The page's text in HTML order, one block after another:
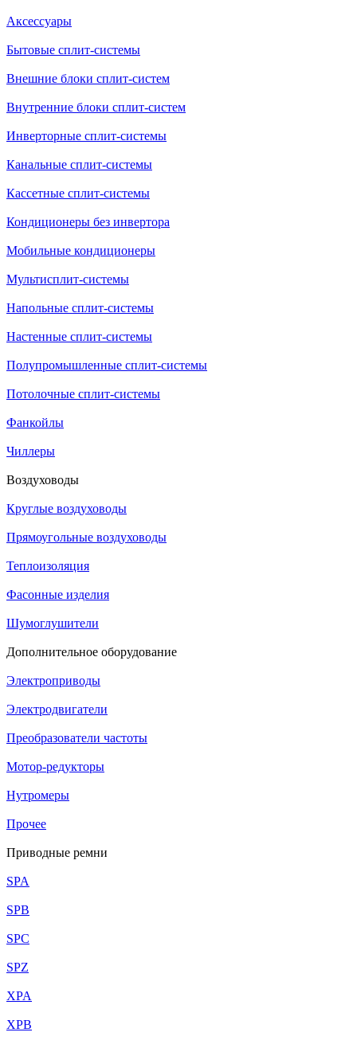
Аксессуары
Бытовые сплит-системы
Внешние блоки сплит-систем
Внутренние блоки сплит-систем
Инверторные сплит-системы
Канальные сплит-системы
Кассетные сплит-системы
Кондиционеры без инвертора
Мобильные кондиционеры
Мультисплит-системы
Напольные сплит-системы
Настенные сплит-системы
Полупромышленные сплит-системы
Потолочные сплит-системы
Фанкойлы
Чиллеры
Воздуховоды
Круглые воздуховоды
Прямоугольные воздуховоды
Теплоизоляция
Фасонные изделия
Шумоглушители
Дополнительное оборудование
Электроприводы
Электродвигатели
Преобразователи частоты
Мотор-редукторы
Нутромеры
Прочее
Приводные ремни
SPA
SPB
SPC
SPZ
XPA
XPB